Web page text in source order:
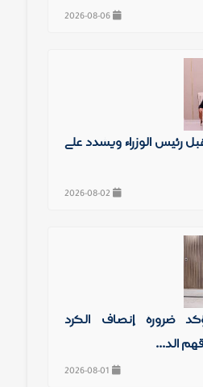
2026-08-06
رئيس الوزراء ويشدد على
ضرورة إنصاف الكرد
الد...